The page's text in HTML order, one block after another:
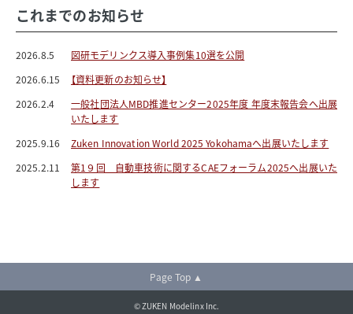
これまでのお知らせ
2026.8.5
図研モデリンクス導入事例集10選を公開
2026.6.15
【資料更新のお知らせ】
2026.2.4
一般社団法人MBD推進センター2025年度 年度末報告会へ出展
いたします
2025.9.16
Zuken Innovation World 2025 Yokohamaへ出展いたします
2025.2.11
第1９回 自動車技術に関するCAEフォーラム2025へ出展いた
します
Page Top ▲
© ZUKEN Modelinx Inc.